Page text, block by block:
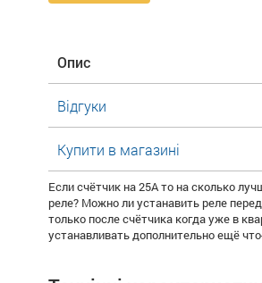
Опис
Відгуки
Купити в магазині
Если счётчик на 25А то на сколько
реле? Можно ли устанавить реле
только после счётчика когда уже в
устанавливать дополнительно ещё